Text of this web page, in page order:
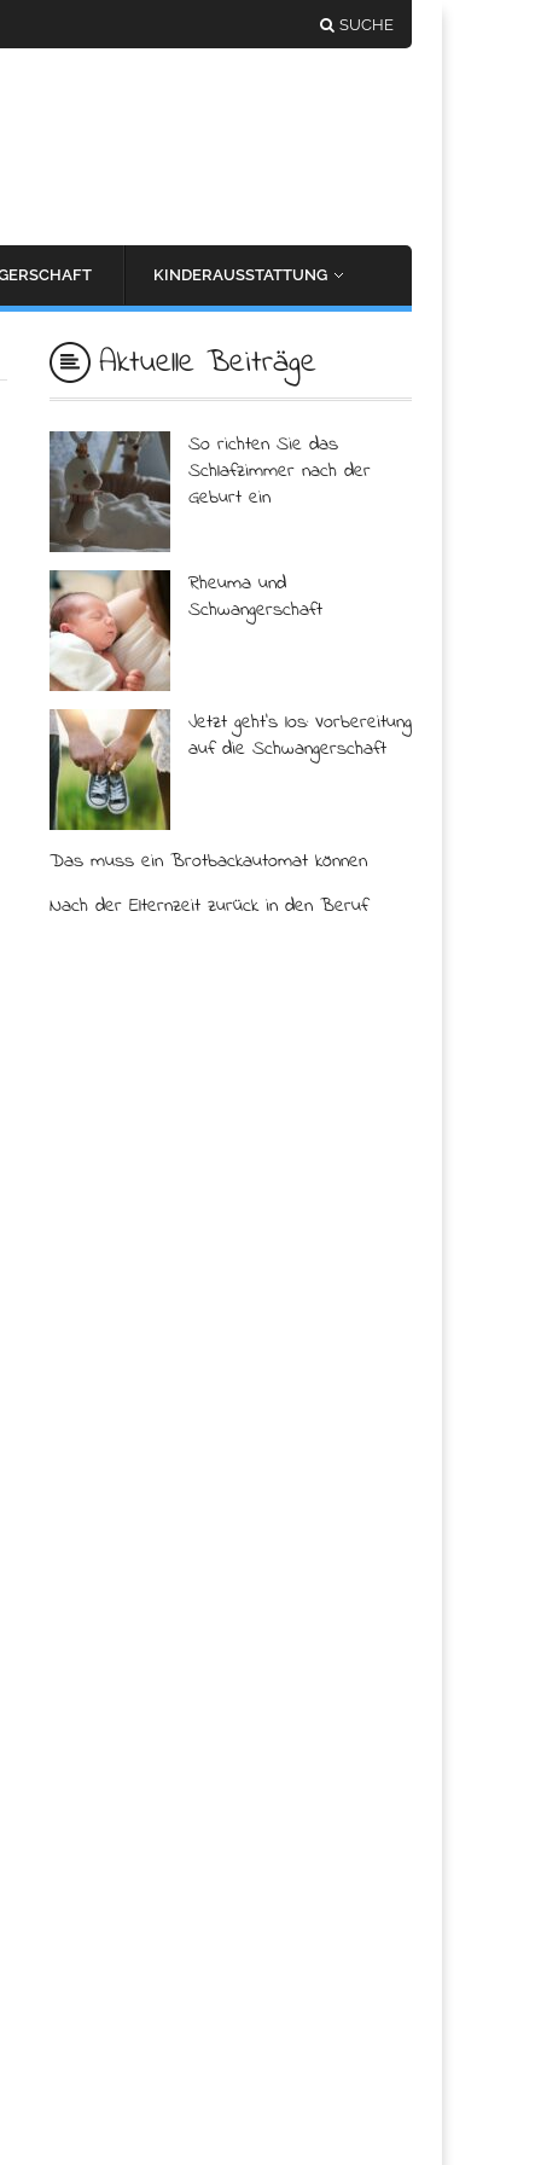
SUCHE
KINDERAUSSTATTUNG
Aktuelle Beiträge
So richten Sie das
Schlafzimmer nach der
Geburt ein
Rheuma und
Schwangerschaft
Jetzt geht’s los: Vorbereitung
auf die Schwangerschaft
Das muss ein Brotbackautomat können
Nach der Elternzeit zurück in den Beruf